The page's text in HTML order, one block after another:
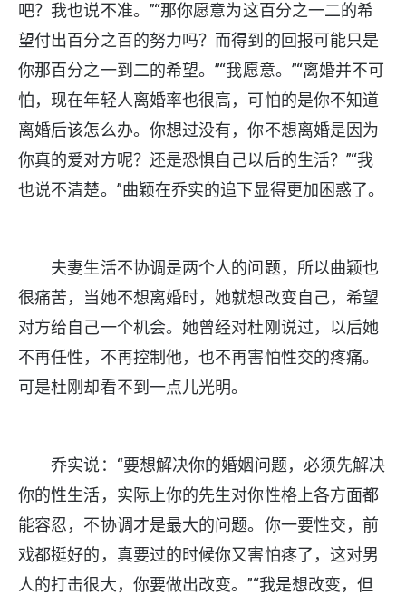
吧？我也说不准。”“那你愿意为这百分之一二的希
望付出百分之百的努力吗？而得到的回报可能只是
你那百分之一到二的希望。”“我愿意。”“离婚并不可
怕，现在年轻人离婚率也很高，可怕的是你不知道
离婚后该怎么办。你想过没有，你不想离婚是因为
你真的爱对方呢？还是恐惧自己以后的生活？”“我
也说不清楚。”曲颖在乔实的追下显得更加困惑了。
夫妻生活不协调是两个人的问题，所以曲颖也
很痛苦，当她不想离婚时，她就想改变自己，希望
对方给自己一个机会。她曾经对杜刚说过，以后她
不再任性，不再控制他，也不再害怕性交的疼痛。
可是杜刚却看不到一点儿光明。
乔实说：“要想解决你的婚姻问题，必须先解决
你的性生活，实际上你的先生对你性格上各方面都
能容忍，不协调才是最大的问题。你一要性交，前
戏都挺好的，真要过的时候你又害怕疼了，这对男
人的打击很大，你要做出改变。”“我是想改变，但